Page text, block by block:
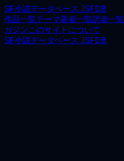
SF小説データベース JSFDB
作品一覧テーマ著者一覧訳者一覧
ガジンこのサイトについて
SF小説データベース JSFDB